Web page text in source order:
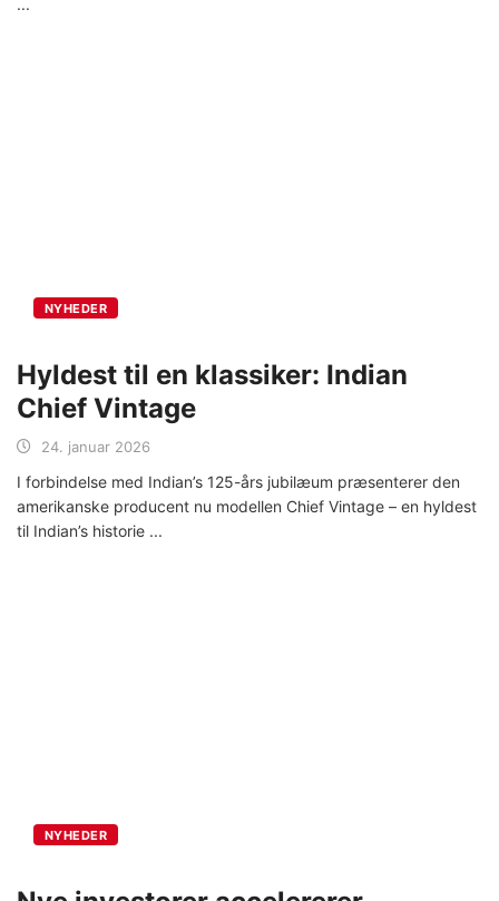
NYHEDER
Hyldest til en klassiker: Indian
Chief Vintage
24. januar 2026
I forbindelse med Indian’s 125-års jubilæum præsenterer den
amerikanske producent nu modellen Chief Vintage – en hyldest
til Indian’s historie
NYHEDER